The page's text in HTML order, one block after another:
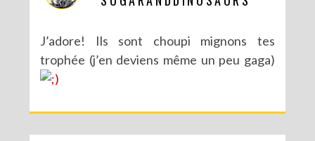
J’adore! Ils sont choupi mignons tes
trophée (j’en deviens même un peu gaga)